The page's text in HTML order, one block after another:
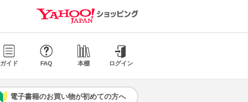
ガイド FAQ 本棚 ログイン
電子書籍のお買い物が初めての方へ